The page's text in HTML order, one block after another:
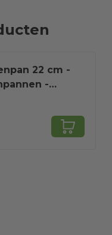
22 cm -
-
Pan - Crepe